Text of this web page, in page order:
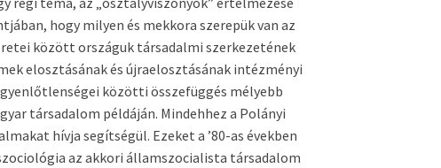
hogy milyen és mekkora szerepük van az
között országuk társadalmi szerkezetének
elosztásának és újraelosztásának intézményi
közötti összefüggés mélyebb
társadalom példáján. Mindehhez a Polányi
hívja segítségül. Ezeket a ’80-as években
az akkori államszocialista társadalom